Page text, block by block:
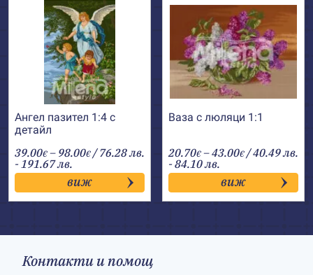
Ангел пазител 1:4 с
детайл
39.00€ – 98.00€Price
range:
39.00€
through
98.00€
/ 76.28 лв.
- 191.67 лв.
виж
Ваза с люляци 1:1
20.70€ –43.00€Price
range:
20.70€
through
43.00€
/ 40.49 лв.
- 84.10 лв.
виж
Контакти и помощ